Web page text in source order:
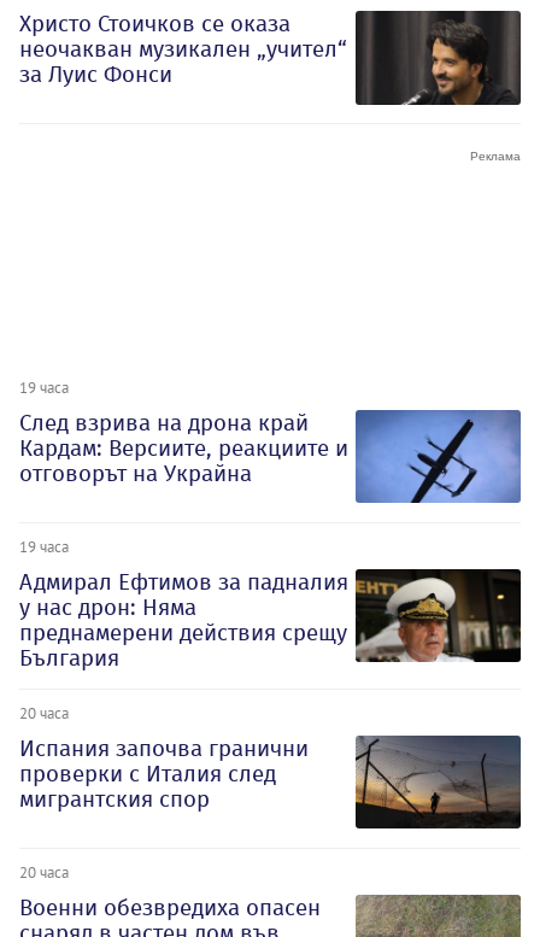
Христо Стоичков се оказа
неочакван музикален „учител“
за Луис Фонси
19 часа
След взрива на дрона край
Кардам: Версиите, реакциите и
отговорът на Украйна
19 часа
Адмирал Ефтимов за падналия
у нас дрон: Няма
преднамерени действия срещу
България
20 часа
Испания започва гранични
проверки с Италия след
мигрантския спор
20 часа
Военни обезвредиха опасен